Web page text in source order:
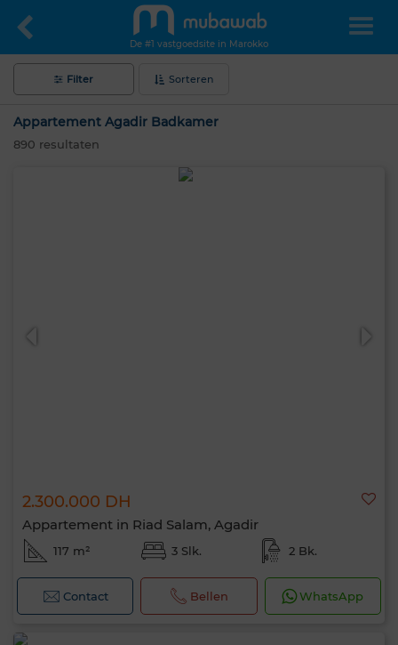
De #1 vastgoedsite in Marokko
Filter Sorteren
Appartement Agadir Badkamer
890 resultaten
2.300.000 DH
Appartement in Riad Salam, Agadir
117 m² 3 Slk. 2 Bk.
Contact Bellen WhatsApp